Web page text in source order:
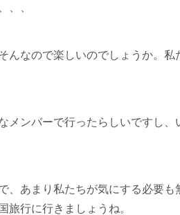
、、
んなので楽しいのでしょうか。私
メンバーで行ったらしいですし、
、あまり私たちが気にする必要
旅行に行きましょうね。